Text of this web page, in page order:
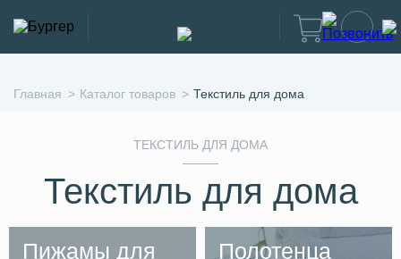
Главная Каталог товаров Текстиль для дома
ТЕКСТИЛЬ ДЛЯ ДОМА
Текстиль для дома
Пижамы для
Полотенца